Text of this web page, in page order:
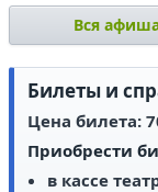
Вся
Билеты и
Цена билета:
Приобрести
в кассе